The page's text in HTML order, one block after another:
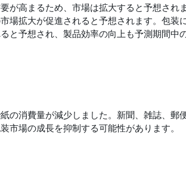
が高まるため、市場は拡大すると予想され
場拡大が促進されると予想されます。包装
と予想され、製品効率の向上も予測期間中
の消費量が減少しました。新聞、雑誌、郵
市場の成長を抑制する可能性があります。